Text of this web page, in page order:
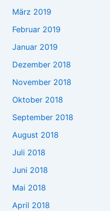
März 2019
Februar 2019
Januar 2019
Dezember 2018
November 2018
Oktober 2018
September 2018
August 2018
Juli 2018
Juni 2018
Mai 2018
April 2018